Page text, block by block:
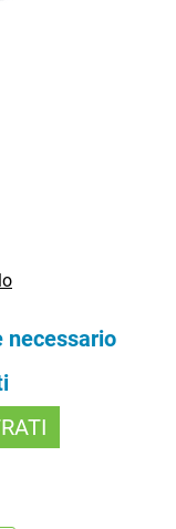
necessario